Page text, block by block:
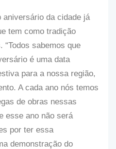
aniversário da cidade já
tem como tradição
“Todos sabemos que
é uma data
para a nossa região,
A cada ano nós temos
de obras nessas
esse ano não será
por ter essa
demonstração do